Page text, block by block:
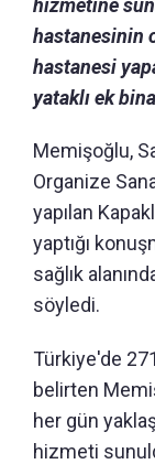
hizmetine
hastanesinin
hastanesi
yataklı ek
Memişoğlu,
Organize
yapılan
yaptığı
sağlık
söyledi.
Türkiye'de
belirten
her gün
hizmeti